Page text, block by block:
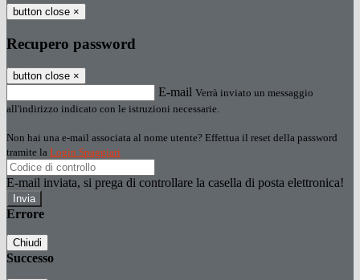
button close ×
Recupero password
button close ×
E-mail Verrà inviato un messaggio
all'indirizzo indicato con le istruzioni necessarie.
Non hai una e-mail associata al nome utente? Effettua il reset della password
tramite la Login Spaggiari
E-mail inviata, si prega di controllare la casella di posta elettronica!
Errore
Chiudi
Successo